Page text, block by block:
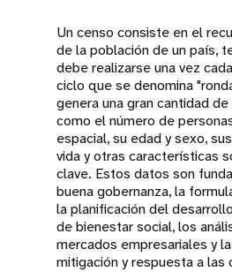
Un censo consiste en el
de la población de un país,
debe realizarse una vez
ciclo que se denomina
genera una gran cantidad
como el número de
espacial, su edad y sexo,
vida y otras características
clave. Estos datos son
buena gobernanza, la
la planificación del
de bienestar social, los
mercados empresariales y
mitigación y respuesta a las